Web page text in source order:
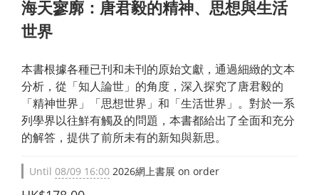
海天寥廓：唐君毅的精神、思想與生活
世界
本書根據各種已刊和未刊的原始文獻，通過細緻的文本
分析，從「知人論世」的角度，深入探究了唐君毅的
「精神世界」「思想世界」和「生活世界」。對於一系
列學界以往鮮有觸及的問題，本書都給出了全面和充分
的解答，提供了前所未有的新知與新思。
Until 08/09 16:00 2026網上書展 on order